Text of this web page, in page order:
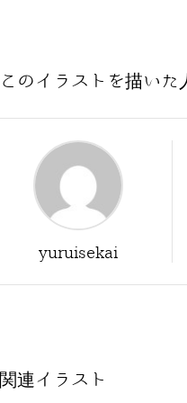
このイラストを描いた
yuruisekai
関連イラスト